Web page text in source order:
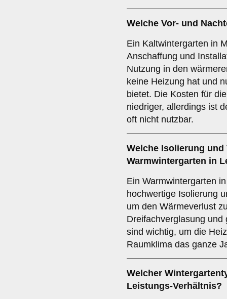
Welche Vor- und
Ein Kaltwintergarten in
Anschaffung und
Nutzung in den
keine Heizung hat und
bietet. Die Kosten für
niedriger, allerdings ist
oft nicht nutzbar.
Welche Isolierung
Warmwintergarten in
Ein Warmwintergarten
hochwertige Isolierung
um den Wärmeverlust
Dreifachverglasung
sind wichtig, um die
Raumklima das ganze
Welcher
Leistungs-Verhältnis?